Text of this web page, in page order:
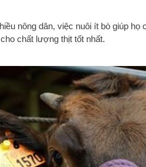
nông dân, việc nuôi ít bò giúp
chất lượng thịt tốt nhất.